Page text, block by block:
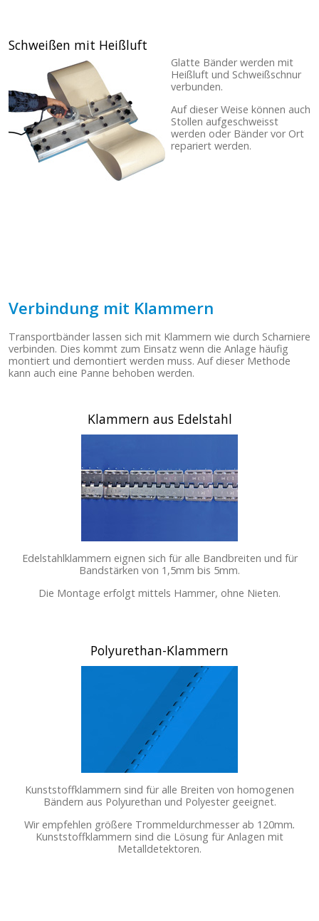
Schweißen mit Heißluft
Glatte Bänder werden mit
Heißluft und Schweißschnur
verbunden.
Auf dieser Weise können auch
Stollen aufgeschweisst
werden oder Bänder vor Ort
repariert werden.
Verbindung mit Klammern
Transportbänder lassen sich mit Klammern wie durch Scharniere
verbinden. Dies kommt zum Einsatz wenn die Anlage häufig
montiert und demontiert werden muss. Auf dieser Methode
kann auch eine Panne behoben werden.
Klammern aus Edelstahl
Edelstahlklammern eignen sich für alle Bandbreiten und für
Bandstärken von 1,5mm bis 5mm.
Die Montage erfolgt mittels Hammer, ohne Nieten.
Polyurethan-Klammern
Kunststoffklammern sind für alle Breiten von homogenen
Bändern aus Polyurethan und Polyester geeignet.
Wir empfehlen größere Trommeldurchmesser ab 120mm.
Kunststoffklammern sind die Lösung für Anlagen mit
Metalldetektoren.